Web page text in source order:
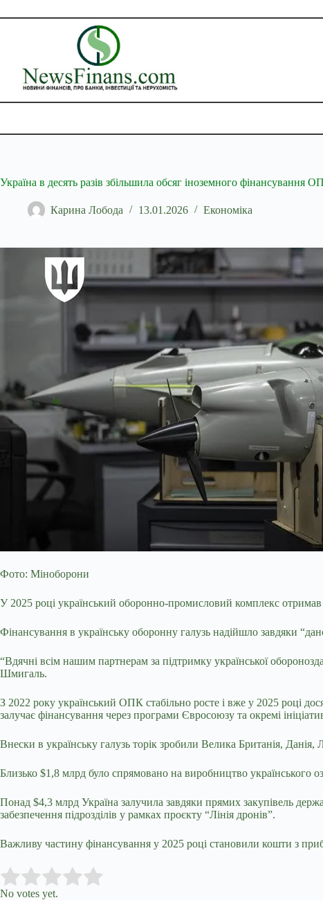
до
Україна в десять разів збільшила обсяг іноземного фінансування
Карина Лобода 13.01.2026 Економіка
Фото: Міноборони
У 2025 році український оборонно-промисловий комплекс
Фінансування в українську оборонну галузь надійшло завдяки
“Вдячні всім нашим партнерам за підтримку української
Шмигаль.
З 2022 року український ОПК стабільно росте і вже у 2025 році
залучає фінансування через програми Євросоюзу та окремі
Внески в українську галузь торік зробили Велика Британія,
Близько $1,8 млрд було спрямовано на виробництво українського
Понад $4,3 млрд Україна залучила завдяки прямих закупівель
забезпечення підрозділів у рамках проєкту “Лінія дронів”.
Важливу частину фінансування у 2025 році становили кошти з
Rate this item:
No votes yet.